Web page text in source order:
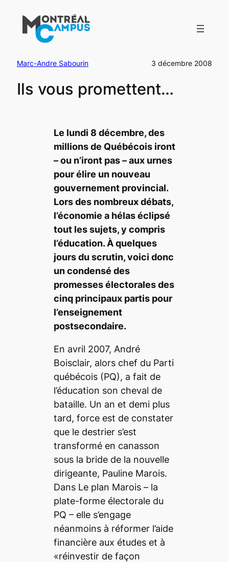
contenu
Marc-Andre Sabourin 3 décembre 2008
Ils vous promettent…
Le lundi 8 décembre, des
millions de Québécois iront
– ou n’iront pas – aux urnes
pour élire un nouveau
gouvernement provincial.
Lors des nombreux débats,
l’économie a hélas éclipsé
tout les sujets, y compris
l’éducation. À quelques
jours du scrutin, voici donc
un condensé des
promesses électorales des
cinq principaux partis pour
l’enseignement
postsecondaire.
En avril 2007, André
Boisclair, alors chef du Parti
québécois (PQ), a fait de
l’éducation son cheval de
bataille. Un an et demi plus
tard, force est de constater
que le destrier s’est
transformé en canasson
sous la bride de la nouvelle
dirigeante, Pauline Marois.
Dans Le plan Marois – la
plate-forme électorale du
PQ – elle s’engage
néanmoins à réformer l’aide
financière aux études et à
«réinvestir de façon